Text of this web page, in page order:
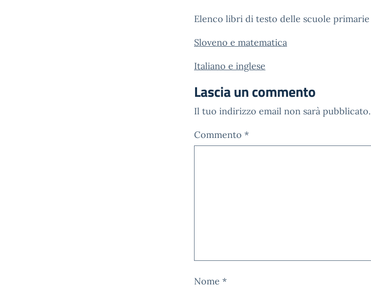
Elenco libri di testo delle scuole primarie
Sloveno e matematica
Italiano e inglese
Lascia un commento
Il tuo indirizzo email non sarà pubblicato.
Commento *
Nome *